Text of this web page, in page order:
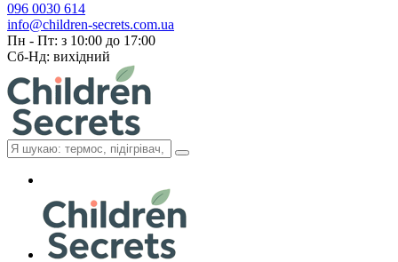
096 0030 614
info@children-secrets.com.ua
Пн - Пт: з 10:00 до 17:00
Сб-Нд: вихідний